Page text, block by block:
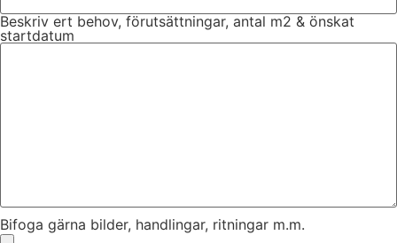
Beskriv ert behov, förutsättningar, antal m2 & önskat
startdatum
Bifoga gärna bilder, handlingar, ritningar m.m.